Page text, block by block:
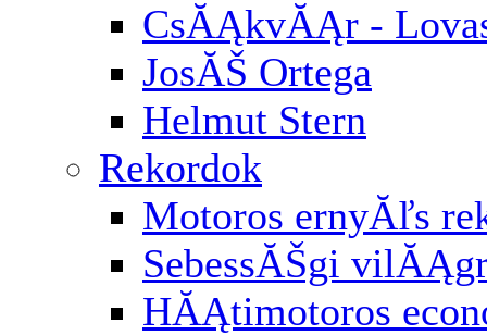
CsĂĄkvĂĄr -
JosĂŠ Ortega
Helmut Stern
Rekordok
Motoros ernyĂľs
SebessĂŠgi
HĂĄtimotoros